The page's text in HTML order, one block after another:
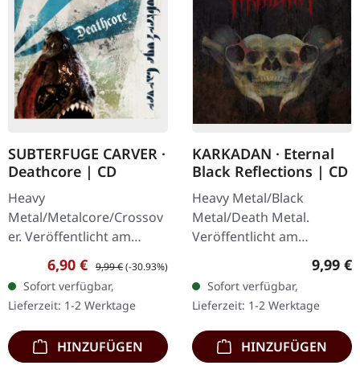
SUBTERFUGE CARVER ·
Deathcore | CD
Heavy
Metal/Metalcore/Crossov
er. Veröffentlicht am
08.02.2008, auf Supreme
Chaos Records. CD im
Jewelcase mit 12-seitigem
Booklet. Subterfuge
Carver…
Verkaufspreis:
6,90 € Regulärer Preis:
9,99 €(-30.93%)
Sofort verfügbar,
Lieferzeit: 1-2 Werktage
HINZUFÜGEN
KARKADAN · Eternal
Black Reflections | CD
Heavy Metal/Black
Metal/Death Metal.
Veröffentlicht am
19.01.2002, auf Supreme
Chaos Records. CD im
Jewelcase. Neuauflage mit
neuem Artwork,…
9,99 €
Sofort verfügbar,
Lieferzeit: 1-2 Werktage
HINZUFÜGEN